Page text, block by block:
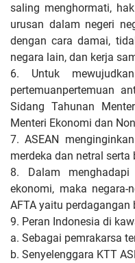
saling menghormati,
urusan dalam negeri
dengan cara damai,
negara lain, dan kerja
6. Untuk
pertemuanpertemuan
Sidang Tahunan
Menteri Ekonomi dan
7. ASEAN
merdeka dan netral
8. Dalam
ekonomi, maka negara-
AFTA yaitu perdagangan
9. Peran Indonesia di
a. Sebagai pemrakarsa
b. Senyelenggara KTT